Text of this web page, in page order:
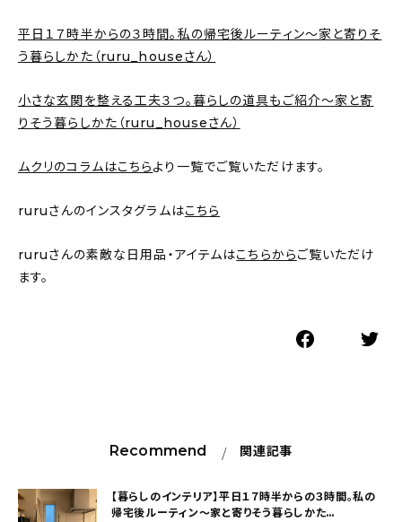
平日１７時半からの３時間。私の帰宅後ルーティン〜家と寄りそ
う暮らしかた（ruru_houseさん）
小さな玄関を整える工夫３つ。暮らしの道具もご紹介〜家と寄
りそう暮らしかた（ruru_houseさん）
ムクリのコラムはこちらより一覧でご覧いただけます。
ruruさんのインスタグラムはこちら
ruruさんの素敵な日用品・アイテムはこちらからご覧いただけ
ます。
Recommend 関連記事
【暮らしのインテリア】平日１７時半からの３時間。私の
帰宅後ルーティン〜家と寄りそう暮らしかた